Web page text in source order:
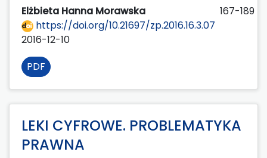
Elżbieta Hanna Morawska
167-189
https://doi.org/10.21697/zp.2016.16.3.07
2016-12-10
PDF
LEKI CYFROWE. PROBLEMATYKA
PRAWNA